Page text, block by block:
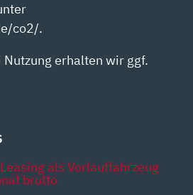
co2/.
erhalten wir ggf.
als Vorlauffahrzeug
brutto